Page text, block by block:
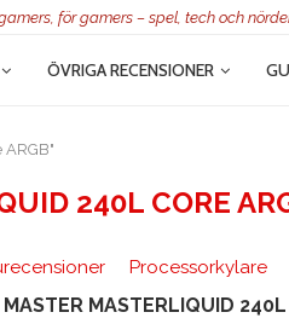
för gamers – spel, tech och
ÖVRIGA RECENSIONER
240L CORE
Processorkylare
MASTERLIQUID